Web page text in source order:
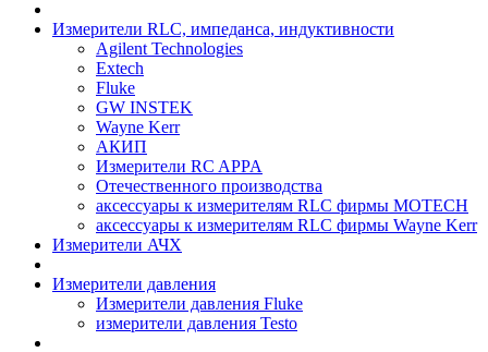
Измерители RLC, импеданса, индуктивности
Agilent Technologies
Extech
Fluke
GW INSTEK
Wayne Kerr
АКИП
Измерители RC APPA
Отечественного производства
аксессуары к измерителям RLC фирмы MOTECH
аксессуары к измерителям RLC фирмы Wayne Kerr
Измерители АЧХ
Измерители давления
Измерители давления Fluke
измерители давления Testo